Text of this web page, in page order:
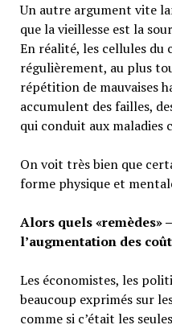
Un autre argument vite
que la vieillesse est la
En réalité, les cellules du
régulièrement, au plus
répétition de mauvaises
accumulent des failles,
qui conduit aux maladies
On voit très bien que
forme physique et
Alors quels «remèdes»
l’augmentation des
Les économistes, les
beaucoup exprimés sur
comme si c’était les